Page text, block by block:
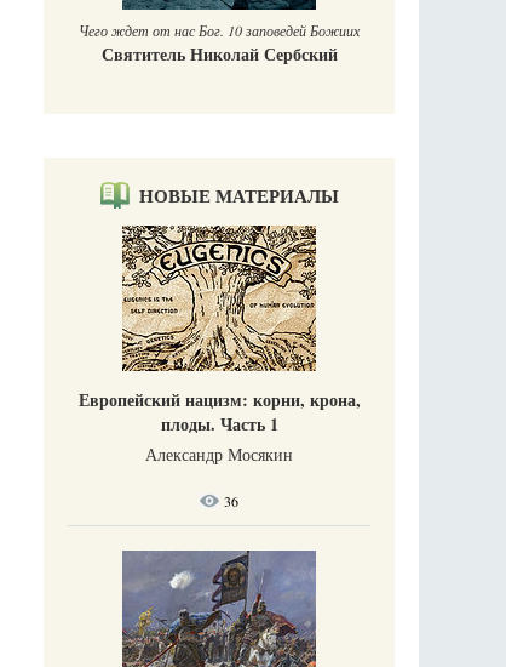
Чего ждет от нас Бог. 10 заповедей Божиих
Святитель Николай Сербский
НОВЫЕ МАТЕРИАЛЫ
Европейский нацизм: корни, крона,
плоды. Часть 1
Александр Мосякин
36